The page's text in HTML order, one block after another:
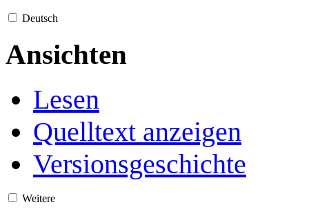
Deutsch
Ansichten
Lesen
Quelltext anzeigen
Versionsgeschichte
Weitere